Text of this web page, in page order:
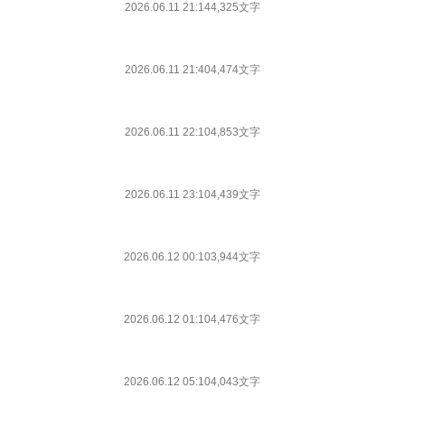
2026.06.11 21:144,325文字
2026.06.11 21:404,474文字
2026.06.11 22:104,853文字
2026.06.11 23:104,439文字
2026.06.12 00:103,944文字
2026.06.12 01:104,476文字
2026.06.12 05:104,043文字